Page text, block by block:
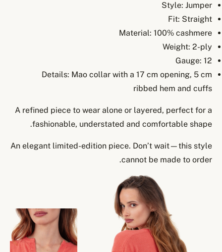
Style: Jumper
Fit: Straight
Material: 100% cashmere
Weight: 2-ply
Gauge: 12
Details: Mao collar with a 17 cm opening, 5 cm
ribbed hem and cuffs
A refined piece to wear alone or layered, perfect for a
fashionable, understated and comfortable shape.
An elegant limited-edition piece. Don’t wait—this style
cannot be made to order.